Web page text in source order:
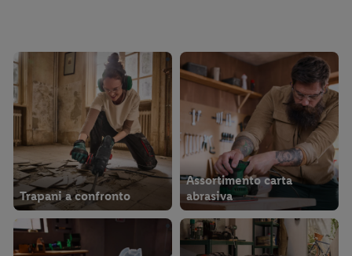
Trapani a confronto
Assortimento carta
abrasiva